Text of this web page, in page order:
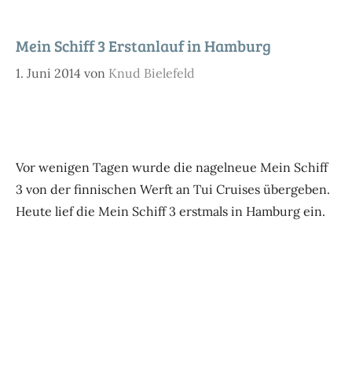
Mein Schiff 3 Erstanlauf in Hamburg
1. Juni 2014 von Knud Bielefeld
Vor wenigen Tagen wurde die nagelneue Mein Schiff
3 von der finnischen Werft an Tui Cruises übergeben.
Heute lief die Mein Schiff 3 erstmals in Hamburg ein.